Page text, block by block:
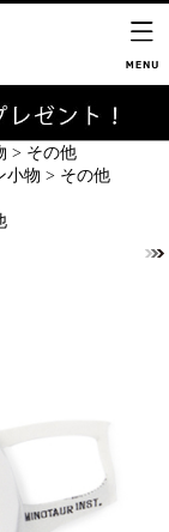
> その他
小物 > その他